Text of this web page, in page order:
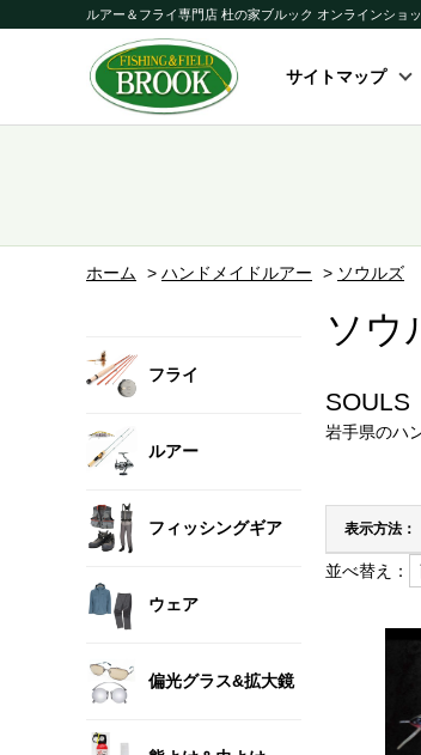
ルアー＆フライ専門店 杜の家ブルック オンラインショ
サイトマップ
ホーム > ハンドメイドルアー > ソウルズ
フライ
ルアー
フィッシングギア
ウェア
偏光グラス&拡大鏡
ソウ
SOULS
岩手県のハ
表示方法：
並べ替え：